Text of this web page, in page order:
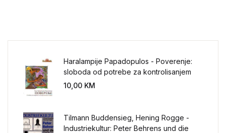
Haralampije Papadopulos - Poverenje:
sloboda od potrebe za kontrolisanjem
sveta
10,00 KM
Tilmann Buddensieg, Hening Rogge -
Industriekultur: Peter Behrens und die